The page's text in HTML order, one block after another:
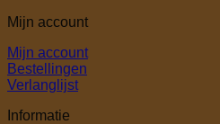
Mijn account
Mijn account
Bestellingen
Verlanglijst
Informatie